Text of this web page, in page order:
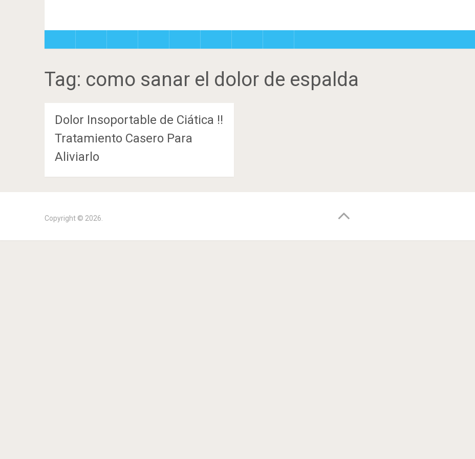
Tag: como sanar el dolor de espalda
Dolor Insoportable de Ciática !!
Tratamiento Casero Para
Aliviarlo
Copyright © 2026.